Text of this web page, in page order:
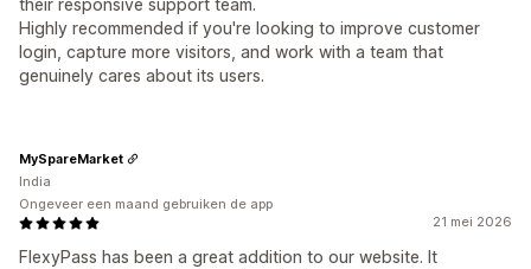
their responsive support team.
Highly recommended if you're looking to improve customer
login, capture more visitors, and work with a team that
genuinely cares about its users.
21 mei 2026
FlexyPass has been a great addition to our website. It
MySpareMarket
India
Ongeveer een maand gebruiken de app